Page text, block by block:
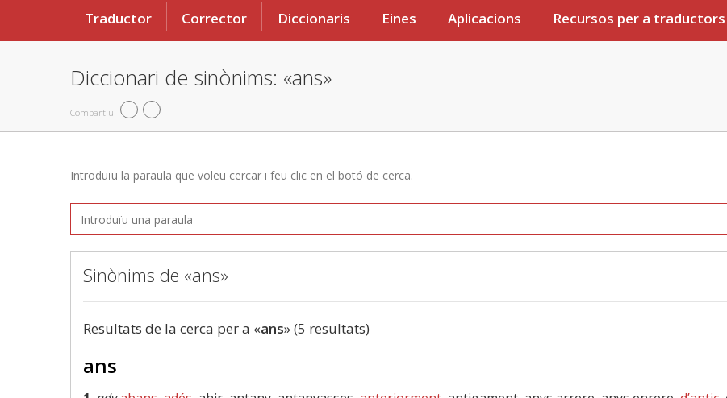
Traductor Corrector Diccionaris Eines Aplicacions Recursos per a traductors
Diccionari de sinònims: «ans»
Compartiu
Introduïu la paraula que voleu cercar i feu clic en el botó de cerca.
Sinònims de «ans»
Resultats de la cerca per a «ans» (5 resultats)
ans